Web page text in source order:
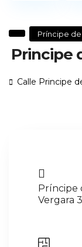
Príncipe
Principe
Calle Principe
Príncipe
Vergara